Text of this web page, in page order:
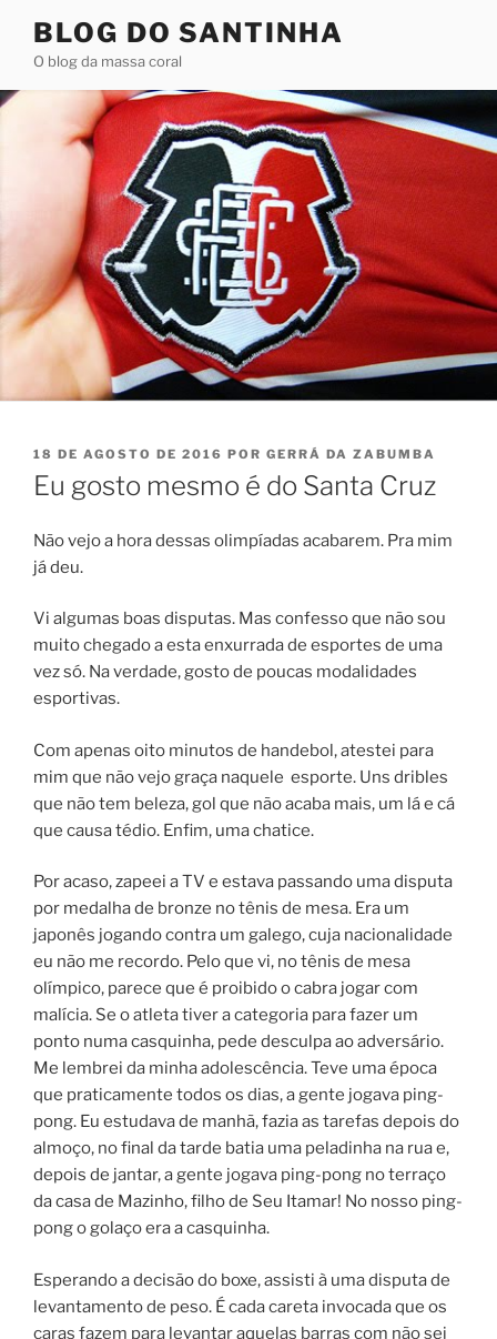
conteúdo
BLOG DO SANTINHA
O blog da massa coral
PUBLICADO
EM
18 DE AGOSTO DE 2016 POR GERRÁ DA ZABUMBA
Eu gosto mesmo é do Santa Cruz
Não vejo a hora dessas olimpíadas acabarem. Pra mim
já deu.
Vi algumas boas disputas. Mas confesso que não sou
muito chegado a esta enxurrada de esportes de uma
vez só. Na verdade, gosto de poucas modalidades
esportivas.
Com apenas oito minutos de handebol, atestei para
mim que não vejo graça naquele esporte. Uns dribles
que não tem beleza, gol que não acaba mais, um lá e cá
que causa tédio. Enfim, uma chatice.
Por acaso, zapeei a TV e estava passando uma disputa
por medalha de bronze no tênis de mesa. Era um
japonês jogando contra um galego, cuja nacionalidade
eu não me recordo. Pelo que vi, no tênis de mesa
olímpico, parece que é proibido o cabra jogar com
malícia. Se o atleta tiver a categoria para fazer um
ponto numa casquinha, pede desculpa ao adversário.
Me lembrei da minha adolescência. Teve uma época
que praticamente todos os dias, a gente jogava ping-
pong. Eu estudava de manhã, fazia as tarefas depois do
almoço, no final da tarde batia uma peladinha na rua e,
depois de jantar, a gente jogava ping-pong no terraço
da casa de Mazinho, filho de Seu Itamar! No nosso ping-
pong o golaço era a casquinha.
Esperando a decisão do boxe, assisti à uma disputa de
levantamento de peso. É cada careta invocada que os
caras fazem para levantar aquelas barras com não sei